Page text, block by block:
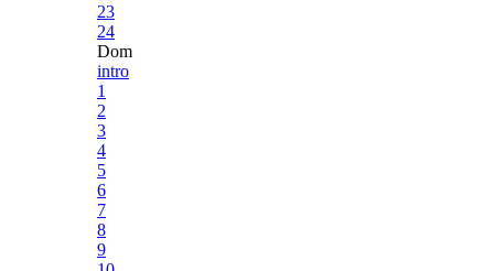
23
24
Dom
intro
1
2
3
4
5
6
7
8
9